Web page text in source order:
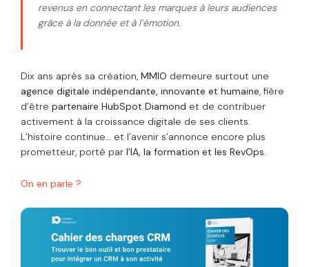
revenus en connectant les marques à leurs audiences
grâce à la donnée et à l’émotion.
Dix ans après sa création, MMIO demeure surtout une
agence digitale indépendante, innovante et humaine, fière
d’être partenaire HubSpot Diamond et de contribuer
activement à la croissance digitale de ses clients.
L’histoire continue… et l’avenir s’annonce encore plus
prometteur, porté par l’IA, la formation et les RevOps.
On en parle ?